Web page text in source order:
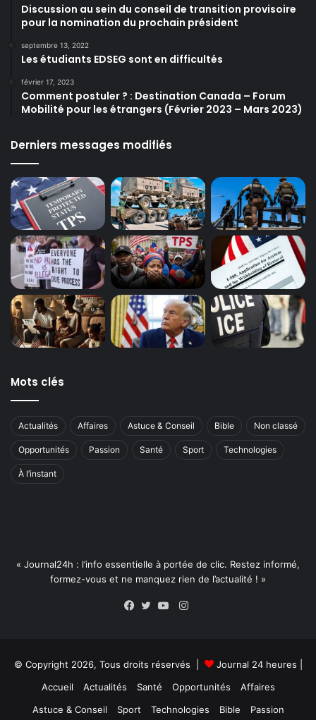
Discussion au sein du conseil de transition provisoire
pour la nomination du prochain président
septembre 13, 2022
Les étudiants EDSEG sont en difficultés
février 17, 2023
Comment postuler ? : Destination Canada – Forum
Mobilité pour les étrangers (Février 2023 – Mars 2023)
Derniers messages modifiés
Mots clés
Actualités Affaires Astuce & Conseil Bible Non classé
Opportunités Passion Santé Sport Technologies
À l’instant
« Journal24h : l’info essentielle à portée de clic. Restez informé,
formez-vous et ne manquez rien de l’actualité ! »
Instagram
© Copyright 2026, Tous droits réservés | Journal 24 heures
Accueil
Actualités Santé Opportunités
Affaires
Astuce & Conseil
Sport Technologies Bible Passion